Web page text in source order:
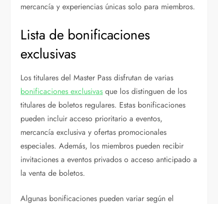
mercancía y experiencias únicas solo para miembros.
Lista de bonificaciones
exclusivas
Los titulares del Master Pass disfrutan de varias
bonificaciones exclusivas que los distinguen de los
titulares de boletos regulares. Estas bonificaciones
pueden incluir acceso prioritario a eventos,
mercancía exclusiva y ofertas promocionales
especiales. Además, los miembros pueden recibir
invitaciones a eventos privados o acceso anticipado a
la venta de boletos.
Algunas bonificaciones pueden variar según el